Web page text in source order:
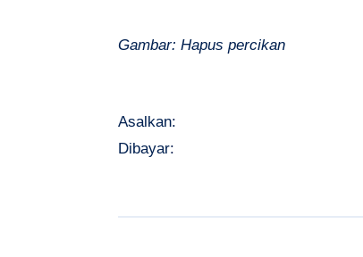
Gambar: Hapus percikan
Asalkan:
Dibayar: